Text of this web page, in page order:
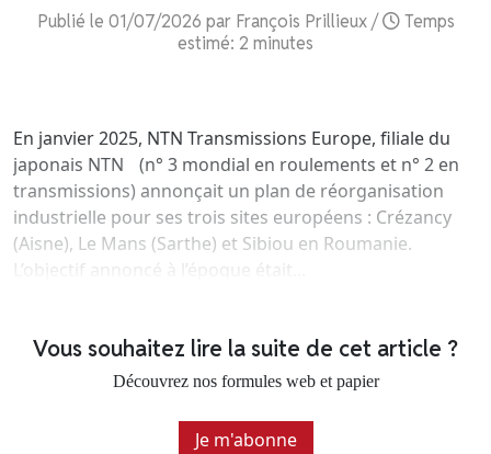
Publié le 01/07/2026 par François Prillieux /
Temps
estimé: 2 minutes
En janvier 2025, NTN Transmissions Europe, filiale du
japonais NTN (n° 3 mondial en roulements et n° 2 en
transmissions) annonçait un plan de réorganisation
industrielle pour ses trois sites européens : Crézancy
(Aisne), Le Mans (Sarthe) et Sibiou en Roumanie.
L’objectif annoncé à l’époque était...
Vous souhaitez lire la suite de cet article ?
Découvrez nos formules web et papier
Je m'abonne